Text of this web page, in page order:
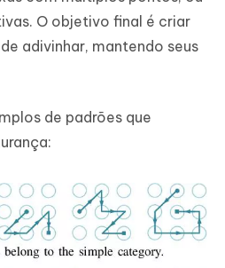
O objetivo final é criar
adivinhar, mantendo seus
de padrões que